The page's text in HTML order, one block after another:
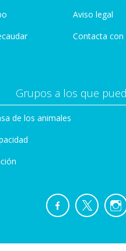
Aviso legal
Contacta
Grupos a los que
de los animales